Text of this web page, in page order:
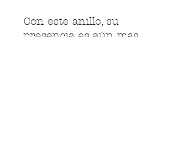
Con este anillo, su
presencia es aún mas